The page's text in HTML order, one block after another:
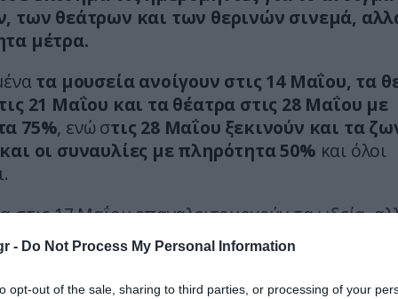
- Do Not Process My Personal Information
opt-out of the sale, sharing to third parties, or processing of your
των θεάτρων και των θερινών σινεμά,
μέτρα.
τα μουσεία ανοίγουν στις 14 Μαΐου, τα
21 Μαΐου και τα θέατρα στις 28 Μαΐου με
75%, ενώ στις 28 Μαΐου ξεκινούν και τα
οι συναυλίες με πληρότητα 50% και όλοι
στις 17 Μαΐου επαναλειτουργούν τα ωδεία,
και βρεφονηπιακοί σταθμοί.